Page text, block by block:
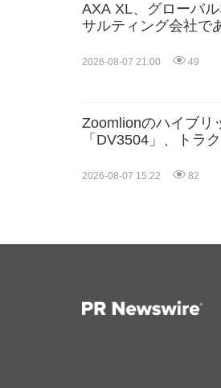
AXA XL、グローバ
サルティング会社で
2026-08-07 21:00 49
Zoomlionのハイブリ
「DV3504」、トラ
り、中国製高馬力農
2026-08-07 15:22 82